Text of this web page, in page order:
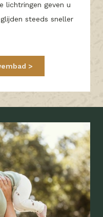
lichtringen geven u
steeds sneller